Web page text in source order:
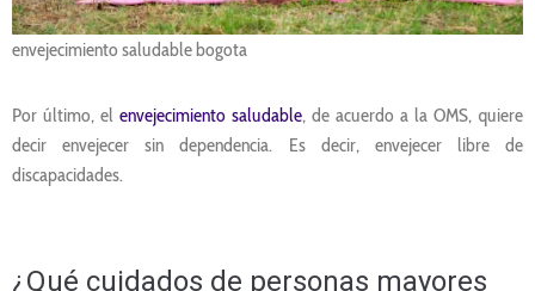
envejecimiento saludable bogota
Por último, el envejecimiento saludable, de acuerdo a la OMS, quiere
decir envejecer sin dependencia. Es decir, envejecer libre de
discapacidades.
¿Qué cuidados de personas mayores